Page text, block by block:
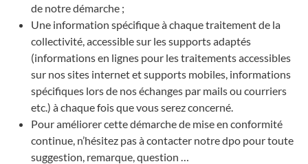
de notre démarche ;
Une information spécifique à chaque traitement de la
collectivité, accessible sur les supports adaptés
(informations en lignes pour les traitements accessibles
sur nos sites internet et supports mobiles, informations
spécifiques lors de nos échanges par mails ou courriers
etc.) à chaque fois que vous serez concerné.
Pour améliorer cette démarche de mise en conformité
continue, n’hésitez pas à contacter notre dpo pour toute
suggestion, remarque, question …